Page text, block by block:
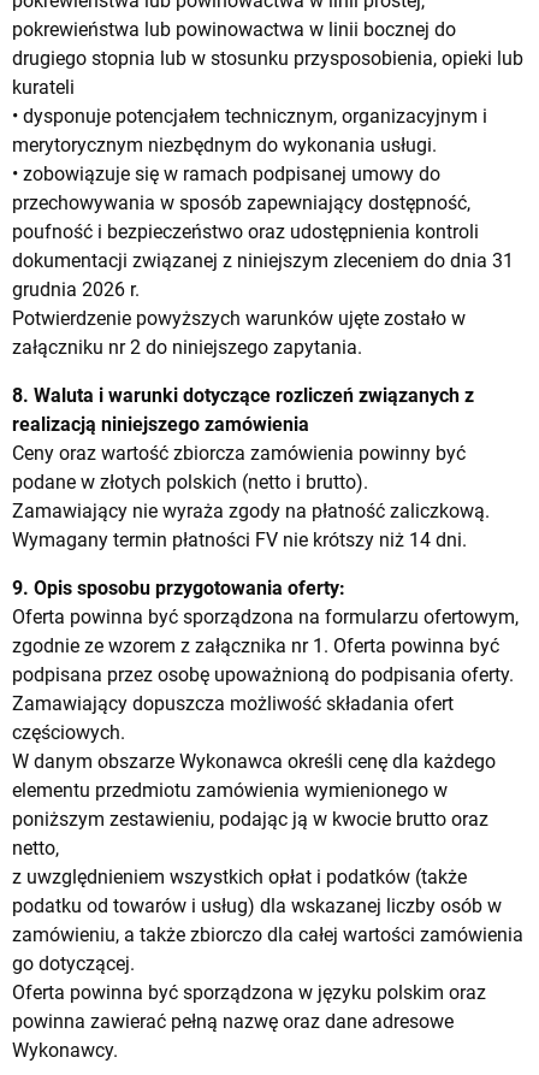
pokrewieństwa lub powinowactwa w linii bocznej do
drugiego stopnia lub w stosunku przysposobienia, opieki lub
kurateli
• dysponuje potencjałem technicznym, organizacyjnym i
merytorycznym niezbędnym do wykonania usługi.
• zobowiązuje się w ramach podpisanej umowy do
przechowywania w sposób zapewniający dostępność,
poufność i bezpieczeństwo oraz udostępnienia kontroli
dokumentacji związanej z niniejszym zleceniem do dnia 31
grudnia 2026 r.
Potwierdzenie powyższych warunków ujęte zostało w
załączniku nr 2 do niniejszego zapytania.
8. Waluta i warunki dotyczące rozliczeń związanych z
realizacją niniejszego zamówienia
Ceny oraz wartość zbiorcza zamówienia powinny być
podane w złotych polskich (netto i brutto).
Zamawiający nie wyraża zgody na płatność zaliczkową.
Wymagany termin płatności FV nie krótszy niż 14 dni.
9. Opis sposobu przygotowania oferty:
Oferta powinna być sporządzona na formularzu ofertowym,
zgodnie ze wzorem z załącznika nr 1. Oferta powinna być
podpisana przez osobę upoważnioną do podpisania oferty.
Zamawiający dopuszcza możliwość składania ofert
częściowych.
W danym obszarze Wykonawca określi cenę dla każdego
elementu przedmiotu zamówienia wymienionego w
poniższym zestawieniu, podając ją w kwocie brutto oraz
netto,
z uwzględnieniem wszystkich opłat i podatków (także
podatku od towarów i usług) dla wskazanej liczby osób w
zamówieniu, a także zbiorczo dla całej wartości zamówienia
go dotyczącej.
Oferta powinna być sporządzona w języku polskim oraz
powinna zawierać pełną nazwę oraz dane adresowe
Wykonawcy.